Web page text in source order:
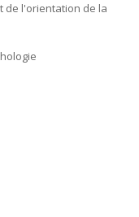
de l'orientation de la